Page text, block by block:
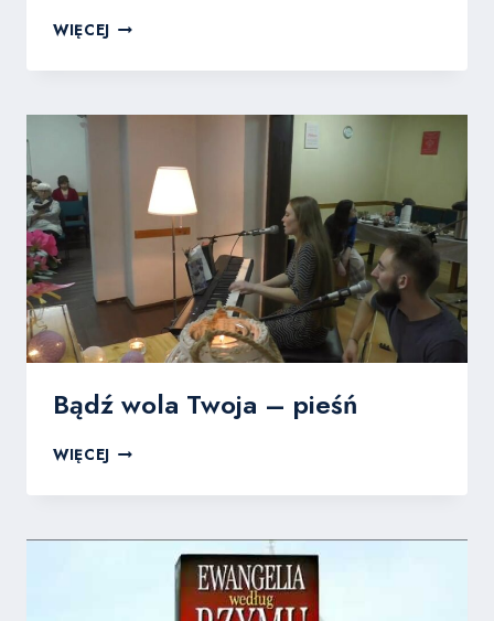
WIĘCEJ JÓZEF
SENIOR
ŚWIADECTWO
Bądź wola Twoja – pieśń
WIĘCEJ BĄDŹ
TWOJA
PIEŚŃ